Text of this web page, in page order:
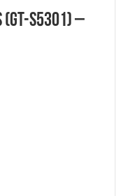
S5301) –